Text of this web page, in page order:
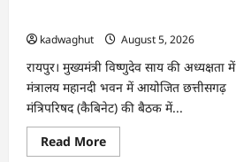
kadwaghut
August 5, 2026
रायपुर। मुख्यमंत्री विष्णुदेव साय की अध्यक्षता में
मंत्रालय महानदी भवन में आयोजित छत्तीसगढ़
मंत्रिपरिषद (कैबिनेट) की बैठक में...
Read MoreRead
more